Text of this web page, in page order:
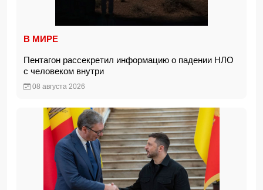
В МИРЕ
Пентагон рассекретил информацию о падении НЛО
с человеком внутри
08 августа 2026